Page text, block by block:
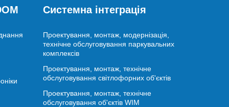
Системна інтеграція
Проектування, монтаж, модернізація,
технічне обслуговування паркувальних
комплексів
Проектування, монтаж, технічне
обслуговування світлофорних об'єктів
Проектування, монтаж, технічне
обслуговування об'єктів WIM